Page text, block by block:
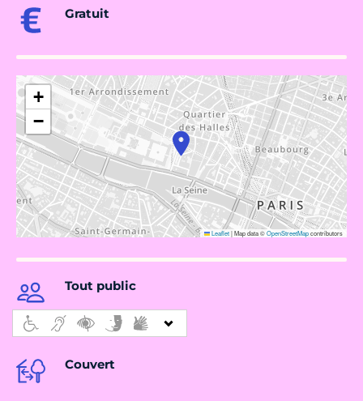
Gratuit
+
−
Leaflet|Map data ©OpenStreetMapcontributors
Tout public
Couvert